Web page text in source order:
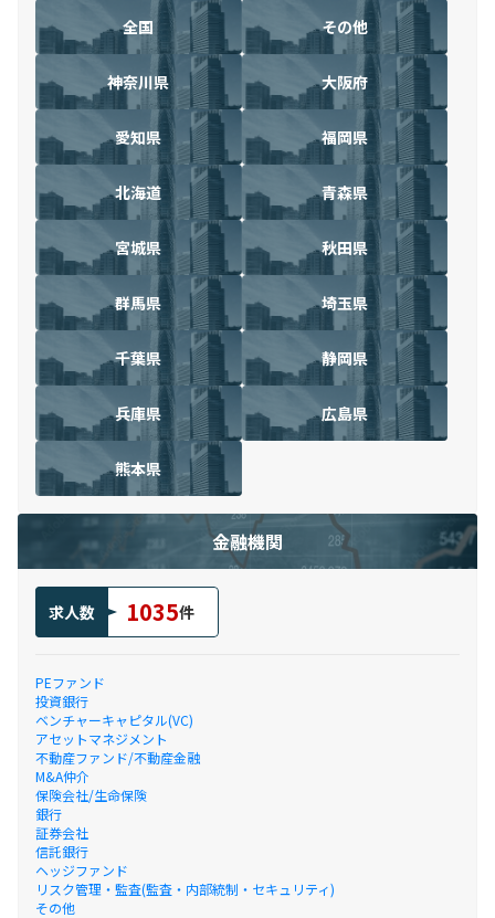
全国 その他
神奈川県 大阪府
愛知県 福岡県
北海道 青森県
宮城県 秋田県
群馬県 埼玉県
千葉県 静岡県
兵庫県 広島県
熊本県
金融機関
求人数 1035件
PEファンド
投資銀行
ベンチャーキャピタル(VC)
アセットマネジメント
不動産ファンド/不動産金融
M&A仲介
保険会社/生命保険
銀行
証券会社
信託銀行
ヘッジファンド
リスク管理・監査(監査・内部統制・セキュリティ)
その他